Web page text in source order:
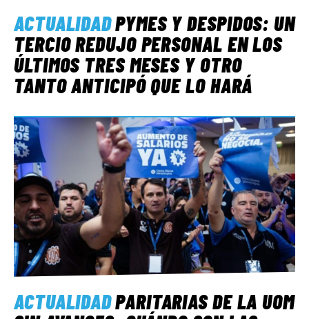
ACTUALIDADPYMES Y DESPIDOS: UN
TERCIO REDUJO PERSONAL EN LOS
ÚLTIMOS TRES MESES Y OTRO
TANTO ANTICIPÓ QUE LO HARÁ
ACTUALIDADPARITARIAS DE LA UOM